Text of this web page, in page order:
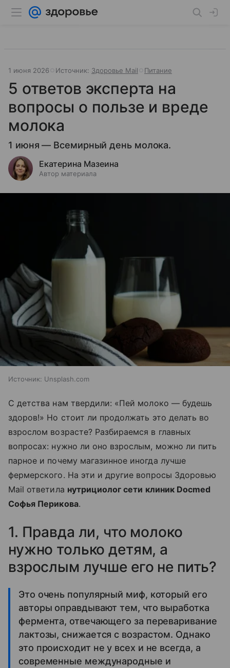
1 июня 2026 Источник: Здоровье Mail Питание
5 ответов эксперта на
вопросы о пользе и вреде
молока
1 июня — Всемирный день молока.
Екатерина Мазеина
Автор материала
Источник: Unsplash.com
С детства нам твердили: «Пей молоко — будешь
здоров!» Но стоит ли продолжать это делать во
взрослом возрасте? Разбираемся в главных
вопросах: нужно ли оно взрослым, можно ли пить
парное и почему магазинное иногда лучше
фермерского. На эти и другие вопросы Здоровью
Mail ответила нутрициолог сети клиник Docmed
Софья Перикова.
1. Правда ли, что молоко
нужно только детям, а
взрослым лучше его не пить?
Это очень популярный миф, который его
авторы оправдывают тем, что выработка
фермента, отвечающего за переваривание
лактозы, снижается с возрастом. Однако
это происходит не у всех и не всегда, а
современные международные и